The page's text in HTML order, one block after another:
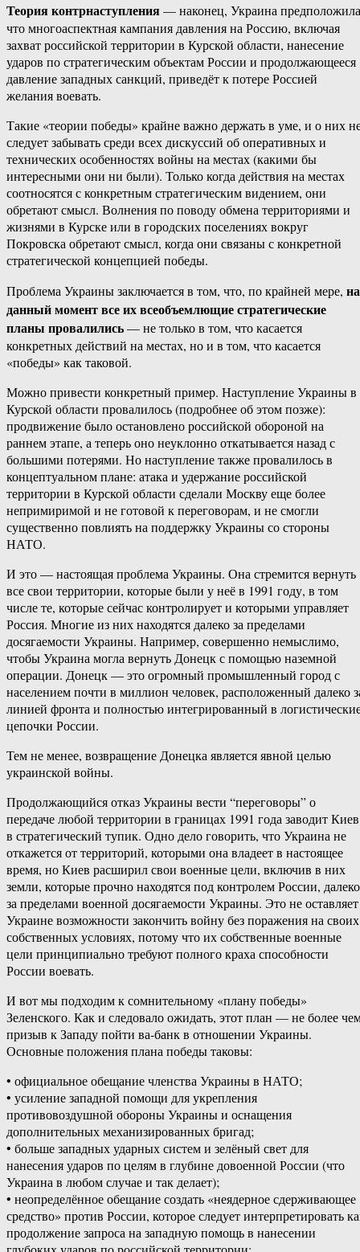
Теория контрнаступления— наконец, Украина
что многоаспектная кампания давления на Россию, включая
захват российской территории в Курской области, нанесение
ударов по стратегическим объектам России и продолжающееся
давление западных санкций, приведёт к потере Россией
желания воевать.
Такие «теории победы» крайне важно держать в уме, и о них
следует забывать среди всех дискуссий об оперативных и
технических особенностях войны на местах (какими бы
интересными они ни были). Только когда действия на местах
соотносятся с конкретным стратегическим видением, они
обретают смысл. Волнения по поводу обмена территориями и
жизнями в Курске или в городских поселениях вокруг
Покровска обретают смысл, когда они связаны с конкретной
стратегической концепцией победы.
Проблема Украины заключается в том, что, по крайней мере, на
данный момент все их всеобъемлющие стратегические
планы провалились— не только в том, что касается
конкретных действий на местах, но и в том, что касается
«победы» как таковой.
Можно привести конкретный пример. Наступление Украины в
Курской области провалилось (подробнее об этом позже):
продвижение было остановлено российской обороной на
раннем этапе, а теперь оно неуклонно откатывается назад с
большими потерями. Но наступление также провалилось в
концептуальном плане: атака и удержание российской
территории в Курской области сделали Москву еще более
непримиримой и не готовой к переговорам, и не смогли
существенно повлиять на поддержку Украины со стороны
НАТО.
И это — настоящая проблема Украины. Она стремится вернуть
все свои территории, которые были у неё в 1991 году, в том
числе те, которые сейчас контролирует и которыми управляет
Россия. Многие из них находятся далеко за пределами
досягаемости Украины. Например, совершенно немыслимо,
чтобы Украина могла вернуть Донецк с помощью наземной
операции. Донецк — это огромный промышленный город с
населением почти в миллион человек, расположенный далеко
линией фронта и полностью интегрированный в
цепочки России.
Тем не менее, возвращение Донецка является явной целью
украинской войны.
Продолжающийся отказ Украины вести “переговоры” о
передаче любой территории в границах 1991 года заводит Киев
в стратегический тупик. Одно дело говорить, что Украина не
откажется от территорий, которыми она владеет в настоящее
время, но Киев расширил свои военные цели, включив в них
земли, которые прочно находятся под контролем России, далеко
за пределами военной досягаемости Украины. Это не оставляет
Украине возможности закончить войну без поражения на своих
собственных условиях, потому что их собственные военные
цели принципиально требуют полного краха способности
России воевать.
И вот мы подходим к сомнительному «плану победы»
Зеленского. Как и следовало ожидать, этот план — не более
призыв к Западу пойти ва-банк в отношении Украины.
Основные положения плана победы таковы:
• официальное обещание членства Украины в НАТО;
• усиление западной помощи для укрепления
противовоздушной обороны Украины и оснащения
дополнительных механизированных бригад;
• больше западных ударных систем и зелёный свет для
нанесения ударов по целям в глубине довоенной России (что
Украина в любом случае и так делает);
• неопределённое обещание создать «неядерное сдерживающее
средство» против России, которое следует интерпретировать
продолжение запроса на западную помощь в нанесении